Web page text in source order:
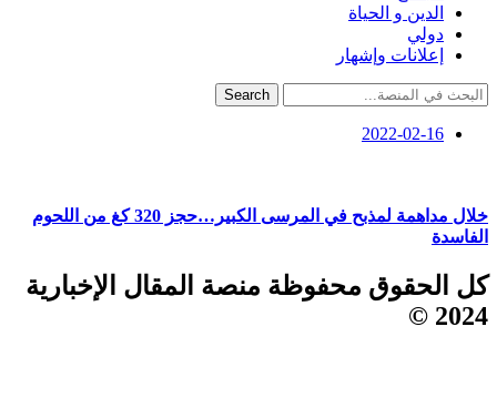
الدين و الحياة
دولي
إعلانات وإشهار
Search
2022-02-16
خلال مداهمة لمذبح في المرسى الكبير…حجز 320 كغ من اللحوم
الفاسدة
كل الحقوق محفوظة منصة المقال الإخبارية
2024 ©